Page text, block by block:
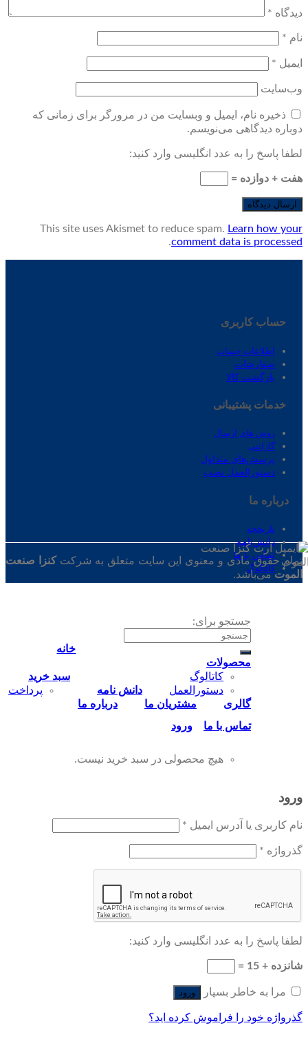
دیدگاه *
نام *
ایمیل *
وب‌سایت
ذخیره نام، ایمیل و وبسایت من در مرورگر برای زمانی که
دوباره دیدگاهی می‌نویسم.
لطفا پاسخ را به عدد انگلیسی وارد کنید:
هفت + دوازده =
This site uses Akismet to reduce spam. Learn how your
comment data is processed
.
حساب کاربری
اطلاعات حساب
سفارشات
بازگشت کالا
خدمات پشتیبانی
روش های ارسال
گارانتی
پرسش‌های متداول
دستورالعمل نصب
درباره ‌ما
تاریخچه
دانش‌نامه
تماس‌ با‌ ما
کاتالوگ
تمام حقوق مادی و معنوی این سایت متعلق به شرکت کنزا صنعت
الموتمی‌باشد.
جستجو برای:
خانه
محصولات
کاتالوگ
دستورالعمل
دانش نامه
سبد خرید
پرداخت
گالری
مشتریان ما
درباره ما
تماس‌ با‌ ما
ورود
هیچ محصولی در سبد خرید نیست.
ورود
نام کاربری یا آدرس ایمیل *
گذرواژه *
لطفا پاسخ را به عدد انگلیسی وارد کنید:
شانزده + 15 =
مرا به خاطر بسپار ورود
گذرواژه خود را فراموش کرده اید؟